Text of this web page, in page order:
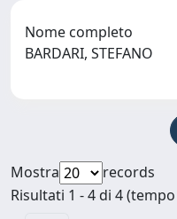
Nome completo
BARDARI, STEFANO
Mostra
records
Risultati 1 - 4 di 4